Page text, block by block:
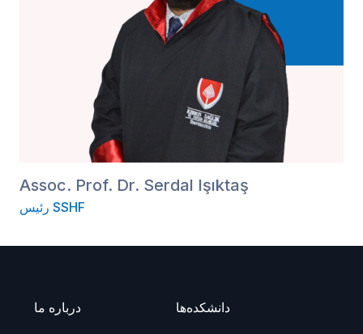
Assoc. Prof. Dr. Serdal Işıktaş
رئیس SSHF
درباره ما دانشکده‌ها